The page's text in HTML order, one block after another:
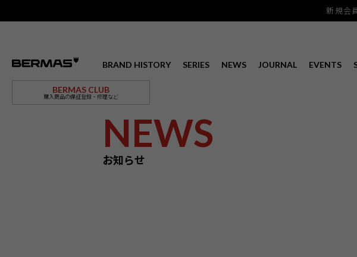
新規会
BRAND HISTORY SERIES NEWS JOURNAL EVENTS
BERMAS CLUB
購入商品の保証登録・修理など
NEWS
お知らせ